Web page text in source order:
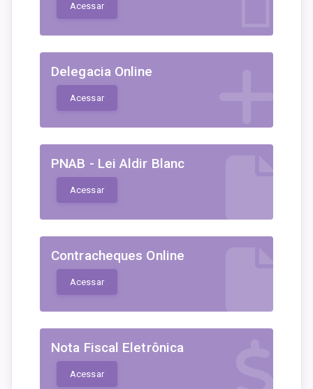
Acessar
Delegacia Online
Acessar
PNAB - Lei Aldir Blanc
Acessar
Contracheques Online
Acessar
Nota Fiscal Eletrônica
Acessar